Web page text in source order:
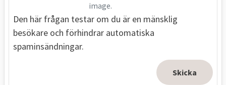
image.
Den här frågan testar om du är en mänsklig
besökare och förhindrar automatiska
spaminsändningar.